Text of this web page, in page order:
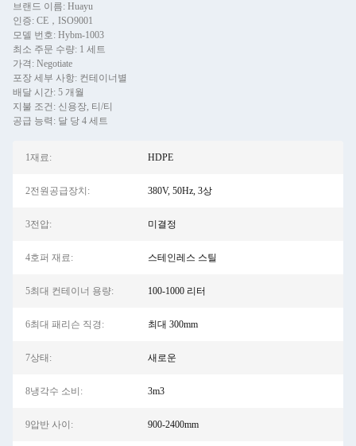
브랜드 이름: Huayu
인증: CE，ISO9001
모델 번호: Hybm-1003
최소 주문 수량: 1 세트
가격: Negotiate
포장 세부 사항: 컨테이너별
배달 시간: 5 개월
지불 조건: 신용장, 티/티
공급 능력: 달 당 4 세트
1재료: HDPE
2전원공급장치: 380V, 50Hz, 3상
3전압: 미결정
4호퍼 재료: 스테인레스 스틸
5최대 컨테이너 용량: 100-1000 리터
6최대 패리슨 직경: 최대 300mm
7상태: 새로운
8냉각수 소비: 3m3
9압반 사이: 900-2400mm